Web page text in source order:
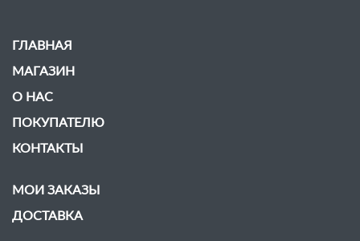
ГЛАВНАЯ
МАГАЗИН
О НАС
ПОКУПАТЕЛЮ
КОНТАКТЫ
МОИ ЗАКАЗЫ
ДОСТАВКА